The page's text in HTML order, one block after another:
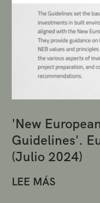
'New
Guidelines'.
(Julio 2024)
LEE MÁS